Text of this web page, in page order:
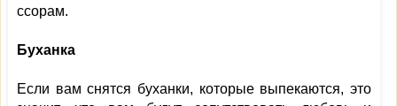
ссорам.
Буханка
Если вам снятся буханки, которые выпекаются, это